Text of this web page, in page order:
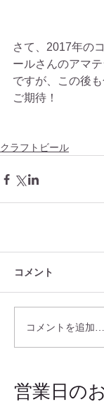
さて、2017年の
ールさんのアマ
ですが、この後
ご期待！
クラフトビール
コメント
コメントを追加…
営業日の